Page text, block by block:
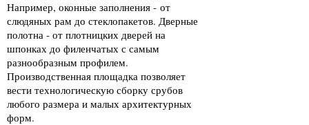
Например, оконные заполнения - от
слюдяных рам до стеклопакетов. Дверные
полотна - от плотницких дверей на
шпонках до филенчатых с самым
разнообразным профилем.
Производственная площадка позволяет
вести технологическую сборку срубов
любого размера и малых архитектурных
форм.